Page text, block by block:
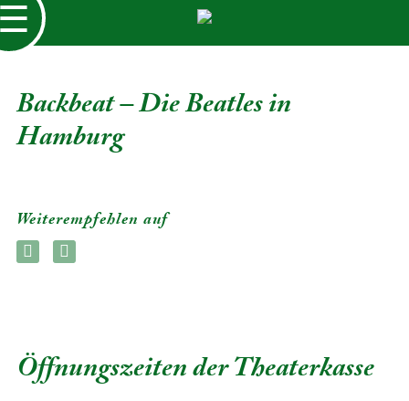
Backbeat – Die Beatles in
Hamburg
Weiterempfehlen auf
Öffnungszeiten der Theaterkasse